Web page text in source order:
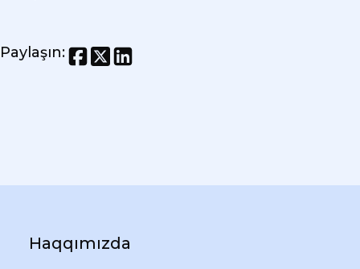
Paylaşın:
Haqqımızda